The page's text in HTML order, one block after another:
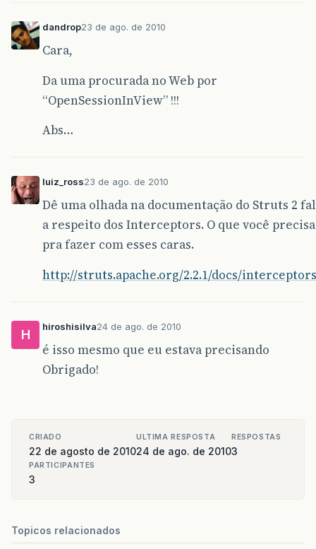
dandrop23 de ago. de 2010
Cara,
Da uma procurada no Web por
“OpenSessionInView” !!!
Abs…
luiz_ross23 de ago. de 2010
Dê uma olhada na documentação do Struts 2
a respeito dos Interceptors. O que você
pra fazer com esses caras.
http://struts.apache.org/2.2.1/docs/
H
hiroshisilva24 de ago. de 2010
é isso mesmo que eu estava precisando
Obrigado!
CRIADO
22 de agosto de 2010
ULTIMA RESPOSTA
24 de ago. de 2010
RESPOSTAS
3
PARTICIPANTES
3
Topicos relacionados